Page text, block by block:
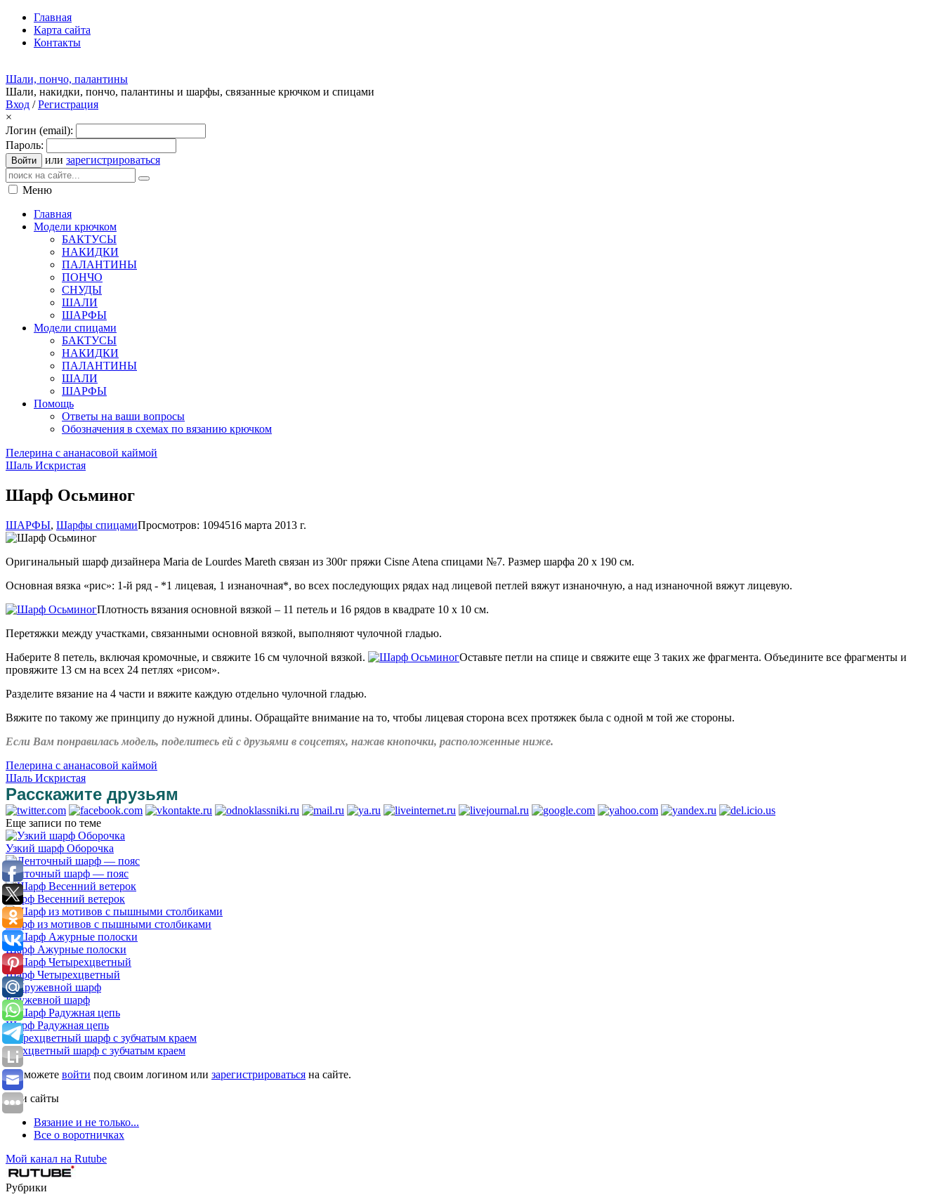
Главная
Карта сайта
Контакты
Шали, пончо, палантины
Шали, накидки, пончо, палантины и шарфы, связанные крючком и спицами
Вход /Регистрация
×
Логин (email):
Пароль:
Войти или зарегистрироваться
Меню
Главная
Модели крючком
БАКТУСЫ
НАКИДКИ
ПАЛАНТИНЫ
ПОНЧО
СНУДЫ
ШАЛИ
ШАРФЫ
Модели спицами
БАКТУСЫ
НАКИДКИ
ПАЛАНТИНЫ
ШАЛИ
ШАРФЫ
Помощь
Ответы на ваши вопросы
Обозначения в схемах по вязанию крючком
Пелерина с ананасовой каймой
Шаль Искристая
Шарф Осьминог
ШАРФЫ, Шарфы спицамиПросмотров: 1094516 марта 2013 г.
Оригинальный шарф дизайнера Maria de Lourdes Mareth связан из 300г пряжи Cisne Atena спицами №7. Размер шарфа 20 х 190 см.
Основная вязка «рис»: 1-й ряд - *1 лицевая, 1 изнаночная*, во всех последующих рядах над лицевой петлей вяжут изнаночную, а над изнаночной вяжут лицевую.
Плотность вязания основной вязкой – 11 петель и 16 рядов в квадрате 10 х 10 см.
Перетяжки между участками, связанными основной вязкой, выполняют чулочной гладью.
Наберите 8 петель, включая кромочные, и свяжите 16 см чулочной вязкой.
Оставьте петли на спице и свяжите еще 3 таких же фрагмента. Объедините все фрагменты и
провяжите 13 см на всех 24 петлях «рисом».
Разделите вязание на 4 части и вяжите каждую отдельно чулочной гладью.
Вяжите по такому же принципу до нужной длины. Обращайте внимание на то, чтобы лицевая сторона всех протяжек была с одной м той же стороны.
Если Вам понравилась модель, поделитесь ей с друзьями в соцсетях, нажав кнопочки, расположенные ниже.
Пелерина с ананасовой каймой
Шаль Искристая
Расскажите друзьям
Еще записи по теме
Узкий шарф Оборочка
Ленточный шарф — пояс
Шарф Весенний ветерок
Шарф из мотивов с пышными столбиками
Шарф Ажурные полоски
Шарф Четырехцветный
Кружевной шарф
Шарф Радужная цепь
Трехцветный шарф с зубчатым краем
Вы можете войти под своим логином или зарегистрироваться на сайте.
Мои сайты
Вязание и не только...
Все о воротничках
Мой канал на Rutube
Рубрики